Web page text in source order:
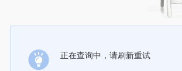
正在查询中，请刷新重试